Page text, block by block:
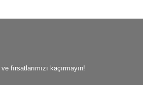
fırsatlarımızı kaçırmayın!